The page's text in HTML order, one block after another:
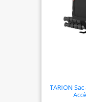
TARION